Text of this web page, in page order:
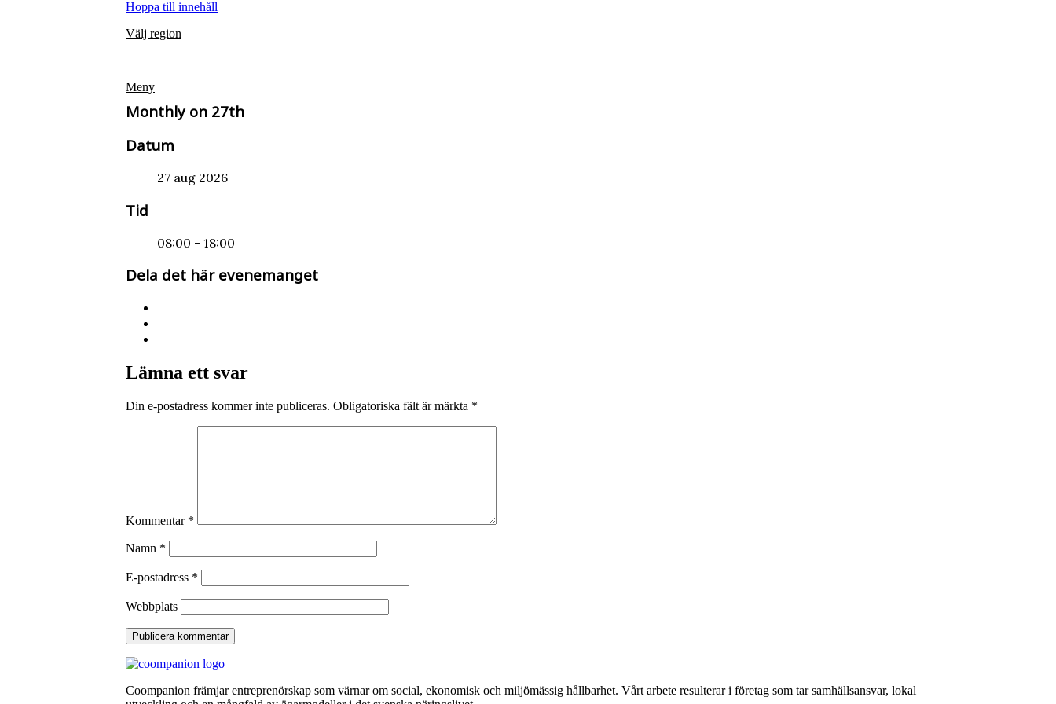
Hoppa till innehåll
Välj region
Meny
Monthly on 27th
Datum
27 aug 2026
Tid
08:00 - 18:00
Dela det här evenemanget
Lämna ett svar
Din e-postadress kommer inte publiceras. Obligatoriska fält är märkta *
Kommentar *
Namn *
E-postadress *
Webbplats
Coompanion främjar entreprenörskap som värnar om social, ekonomisk och miljömässig hållbarhet. Vårt arbete resulterar i företag som tar samhällsansvar, lokal